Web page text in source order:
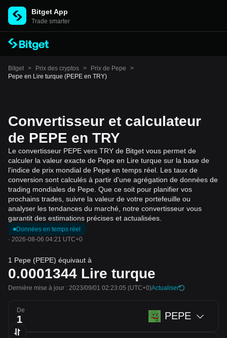
Bitget App
Trade smarter
Bitget > Prix des cryptos > Prix de Pepe
>
Pepe en Lire turque (PEPE en TRY)
Convertisseur et calculateur
de PEPE en TRY
Le convertisseur PEPE vers TRY de Bitget vous permet de
calculer la valeur exacte de Pepe en Lire turque sur la base de
l'indice de prix mondial de Pepe en temps réel. Les taux de
conversion sont calculés à partir d'une agrégation de données de
trading mondiales de Pepe. Que ce soit pour planifier vos
prochains trades, suivre la valeur de votre portefeuille ou
analyser les tendances du marché, notre convertisseur vous
garantit des estimations précises et actualisées.
Données en temps réel
· 2026-08-06 04:21 UTC+0
1 Pepe (PEPE) équivaut à
0.0001344 Lire turque
Dernière mise à jour : 2023/09/01 02:23:05 (UTC+0)Actualiser
De PEPE